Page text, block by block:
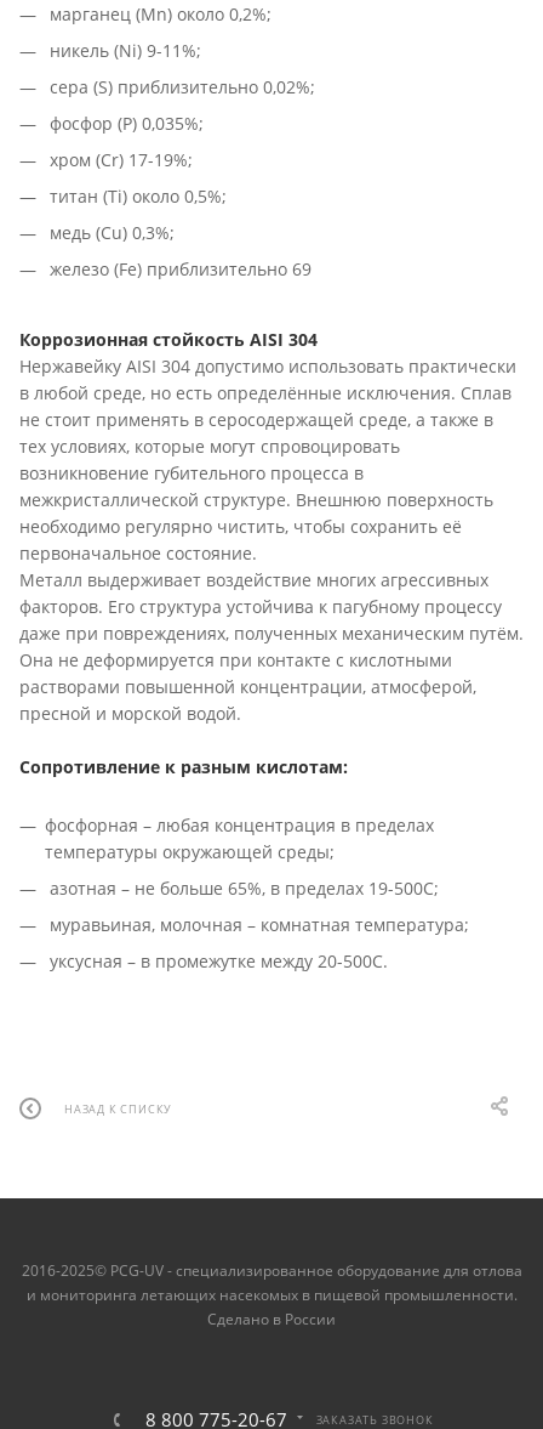
марганец (Mn) около 0,2%;
никель (Ni) 9-11%;
сера (S) приблизительно 0,02%;
фосфор (P) 0,035%;
хром (Cr) 17-19%;
титан (Ti) около 0,5%;
медь (Cu) 0,3%;
железо (Fe) приблизительно 69
Коррозионная стойкость AISI 304
Нержавейку AISI 304 допустимо использовать практически
в любой среде, но есть определённые исключения. Сплав
не стоит применять в серосодержащей среде, а также в
тех условиях, которые могут спровоцировать
возникновение губительного процесса в
межкристаллической структуре. Внешнюю поверхность
необходимо регулярно чистить, чтобы сохранить её
первоначальное состояние.
Металл выдерживает воздействие многих агрессивных
факторов. Его структура устойчива к пагубному процессу
даже при повреждениях, полученных механическим путём.
Она не деформируется при контакте с кислотными
растворами повышенной концентрации, атмосферой,
пресной и морской водой.
Сопротивление к разным кислотам:
фосфорная – любая концентрация в пределах
температуры окружающей среды;
азотная – не больше 65%, в пределах 19-500С;
муравьиная, молочная – комнатная температура;
уксусная – в промежутке между 20-500С.
НАЗАД К СПИСКУ
2016-2025© PCG-UV - специализированное оборудование для отлова
и мониторинга летающих насекомых в пищевой промышленности.
Сделано в России
8 800 775-20-67 ЗАКАЗАТЬ ЗВОНОК